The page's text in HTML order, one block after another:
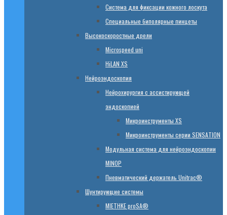
Система для фиксации кожного лоскута
Специальные биполярные пинцеты
Высокоскоростные дрели
Microspeed uni
HiLAN XS
Нейроэндоскопия
Нейрохирургия с ассистирующей
эндоскопией
Микроинструменты XS
Микроинструменты серии SENSATION
Модульная система для нейроэндоскопии
MINOP
Пневматический держатель Unitrac®
Шунтирующие системы
MIETHKE proSA®